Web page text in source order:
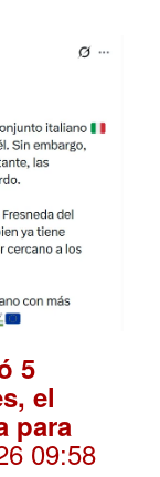
5
el
para
09:58